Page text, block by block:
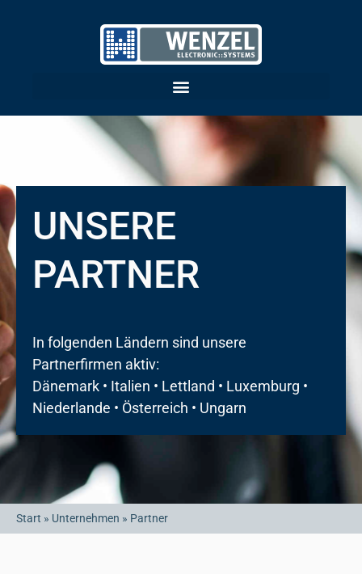
UNSERE
PARTNER
In folgenden Ländern sind unsere
Partnerfirmen aktiv:
Dänemark • Italien • Lettland • Luxemburg •
Niederlande • Österreich • Ungarn
Start » Unternehmen » Partner